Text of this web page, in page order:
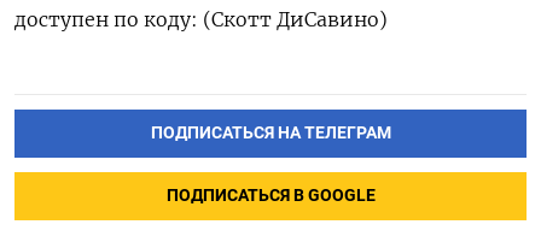
доступен по коду: (Скотт ДиСавино)
ПОДПИСАТЬСЯ НА ТЕЛЕГРАМ
ПОДПИСАТЬСЯ В GOOGLE